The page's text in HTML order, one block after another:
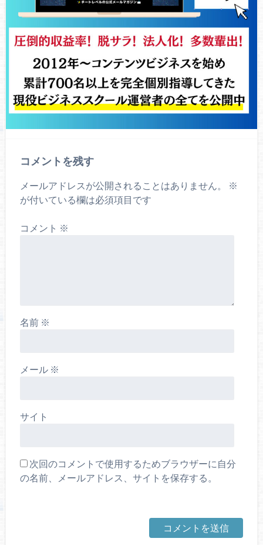
コメントを残す
メールアドレスが公開されることはありません。
※
が付いている欄は必須項目です
コメント ※
名前 ※
メール ※
サイト
次回のコメントで使用するためブラウザーに自分
の名前、メールアドレス、サイトを保存する。